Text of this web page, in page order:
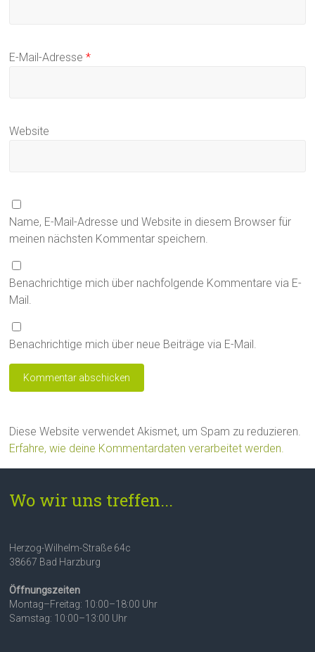
E-Mail-Adresse*
Website
Name, E-Mail-Adresse und Website in diesem Browser für
meinen nächsten Kommentar speichern.
Benachrichtige mich über nachfolgende Kommentare via E-
Mail.
Benachrichtige mich über neue Beiträge via E-Mail.
Diese Website verwendet Akismet, um Spam zu reduzieren.
Erfahre, wie deine Kommentardaten verarbeitet werden.
Wo wir uns treffen...
Herzog-Wilhelm-Straße 64c
38667 Bad Harzburg
Öffnungszeiten
Montag–Freitag: 10:00–18:00 Uhr
Samstag: 10:00–13:00 Uhr